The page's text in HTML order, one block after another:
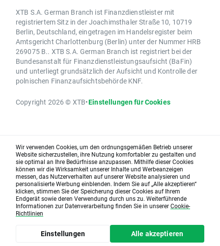
XTB S.A. German Branch ist Finanzdienstleister mit
registriertem Sitz in der Joachimsthaler Straße 10, 10719
Berlin, Deutschland, eingetragen im Handelsregister beim
Amtsgericht Charlottenburg (Berlin) unter der Nummer HRB
269075 B.. XTB S.A. German Branch ist registriert bei der
Bundesanstalt für Finanzdienstleistungsaufsicht (BaFin)
und unterliegt grundsätzlich der Aufsicht und Kontrolle der
polnischen Finanzaufsichtsbehörde KNF.
Copyright 2026 © XTB•Einstellungen für Cookies
Wir verwenden Cookies, um den ordnungsgemäßen Betrieb unserer
Website sicherzustellen, ihre Nutzung komfortabler zu gestalten und
sie optimal an Ihre Bedürfnisse anzupassen. Mithilfe dieser Cookies
können wir die Wirksamkeit unserer Inhalte und Werbeanzeigen
messen, das Nutzerverhalten auf unserer Website analysieren und
personalisierte Werbung einblenden. Indem Sie auf „Alle akzeptieren“
klicken, stimmen Sie der Speicherung dieser Cookies auf Ihrem
Endgerät sowie deren Verwendung durch uns zu. Weiterführende
Informationen zur Datenverarbeitung finden Sie in unsererCookie-
Richtlinien
Einstellungen Alle akzeptieren